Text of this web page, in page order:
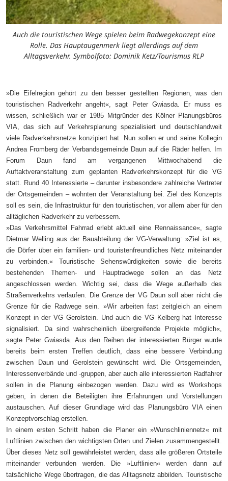
Auch die touristischen Wege spielen beim Radwegekonzept eine
Rolle. Das Hauptaugenmerk liegt allerdings auf dem
Alltagsverkehr. Symbolfoto: Dominik Ketz/Tourismus RLP
»Die Eifelregion gehört zu den besser gestellten Regionen, was den
touristischen Radverkehr angeht«, sagt Peter Gwiasda. Er muss es
wissen, schließlich war er 1985 Mitgründer des Kölner Planungsbüros
VIA, das sich auf Verkehrsplanung spezialisiert und deutschlandweit
viele Radverkehrsnetze konzipiert hat. Nun sollen er und seine Kollegin
Andrea Fromberg der Verbandsgemeinde Daun auf die Räder helfen. Im
Forum Daun fand am vergangenen Mittwochabend die
Auftaktveranstaltung zum geplanten Radverkehrskonzept für die VG
statt. Rund 40 Interessierte – darunter insbesondere zahlreiche Vertreter
der Ortsgemeinden – wohnten der Veranstaltung bei. Ziel des Konzepts
soll es sein, die Infrastruktur für den touristischen, vor allem aber für den
alltäglichen Radverkehr zu verbessern.
»Das Verkehrsmittel Fahrrad erlebt aktuell eine Rennaissance«, sagte
Dietmar Welling aus der Bauabteilung der VG-Verwaltung: »Ziel ist es,
die Dörfer über ein familien- und touristenfreundliches Netz mitein­ander
zu verbinden.« Touristische Sehenswürdigkeiten sowie die bereits
bestehenden Themen- und Hauptradwege sollen an das Netz
angeschlossen werden. Wichtig sei, dass die Wege außerhalb des
Straßenverkehrs verlaufen. Die Grenze der VG Daun soll aber nicht die
Grenze für die Radwege sein. »Wir arbeiten fast zeitgleich an einem
Konzept in der VG Gerolstein. Und auch die VG Kelberg hat Interesse
signalisiert. Da sind wahrscheinlich übergreifende Projekte möglich«,
sagte Peter Gwiasda. Aus den Reihen der interessierten Bürger wurde
bereits beim ersten Treffen deutlich, dass eine bessere Verbindung
zwischen Daun und Gerolstein gewünscht wird. Die Ortsgemeinden,
Interessenverbände und -gruppen, aber auch alle interessierten Radfahrer
sollen in die Planung einbezogen werden. Dazu wird es Workshops
geben, in denen die Beteiligten ihre Erfahrungen und Vorstellungen
austauschen. Auf dieser Grundlage wird das Planungsbüro VIA einen
Konzeptvorschlag erstellen.
In einem ersten Schritt haben die Planer ein »Wunschliniennetz« mit
Luftlinien zwischen den wichtigsten Orten und Zielen zusammengestellt.
Über dieses Netz soll gewährleistet werden, dass alle größeren Ortsteile
miteinander verbunden werden. Die »Luftlinien« werden dann auf
tatsächliche Wege übertragen, die das Alltagsnetz abbilden. Touristische